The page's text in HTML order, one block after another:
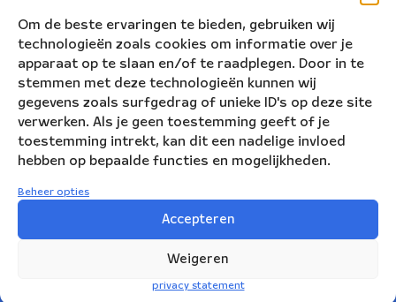
Om de beste ervaringen te bieden, gebruiken wij
technologieën zoals cookies om informatie over je
apparaat op te slaan en/of te raadplegen. Door in te
stemmen met deze technologieën kunnen wij
gegevens zoals surfgedrag of unieke ID's op deze site
verwerken. Als je geen toestemming geeft of je
toestemming intrekt, kan dit een nadelige invloed
hebben op bepaalde functies en mogelijkheden.
Beheer opties
Accepteren
Weigeren
privacy statement
Nederlands Blazers Ensemble
Korte Leidsedwarsstraat 12